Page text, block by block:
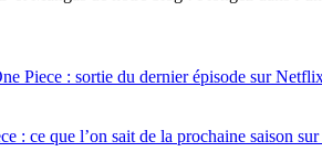
Piece : sortie du dernier épisode sur
: ce que l’on sait de la prochaine saison